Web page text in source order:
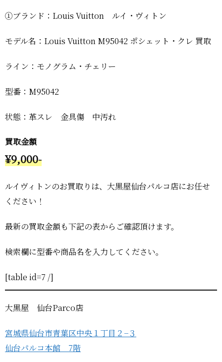
①ブランド：Louis Vuitton ルイ・ヴィトン
モデル名：Louis Vuitton M95042 ポシェット・クレ 買取
ライン：モノグラム・チェリー
型番：M95042
状態：革スレ 金具傷 中汚れ
買取金額
¥9,000-
ルイヴィトンのお買取りは、大黒屋仙台パルコ店にお任せ
ください！
最新の買取金額も下記の表からご確認頂けます。
検索欄に型番や商品名を入力してください。
[table id=7 /]
大黒屋 仙台Parco店
宮城県仙台市青葉区中央１丁目２−３
仙台パルコ本館 7階